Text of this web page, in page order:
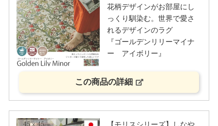
花柄デザインがお部屋にし
っくり馴染む。世界で愛さ
れるデザインのラグ
『ゴールデンリリーマイナ
ー アイボリー』
この商品の詳細